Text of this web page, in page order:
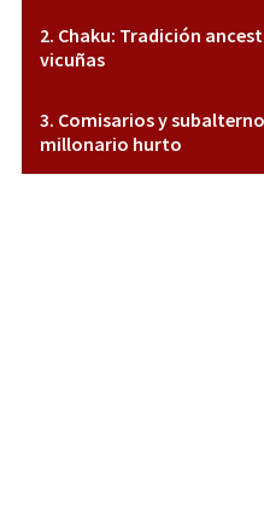
Chaku: Tradición
vicuñas
Comisarios y
millonario hurto